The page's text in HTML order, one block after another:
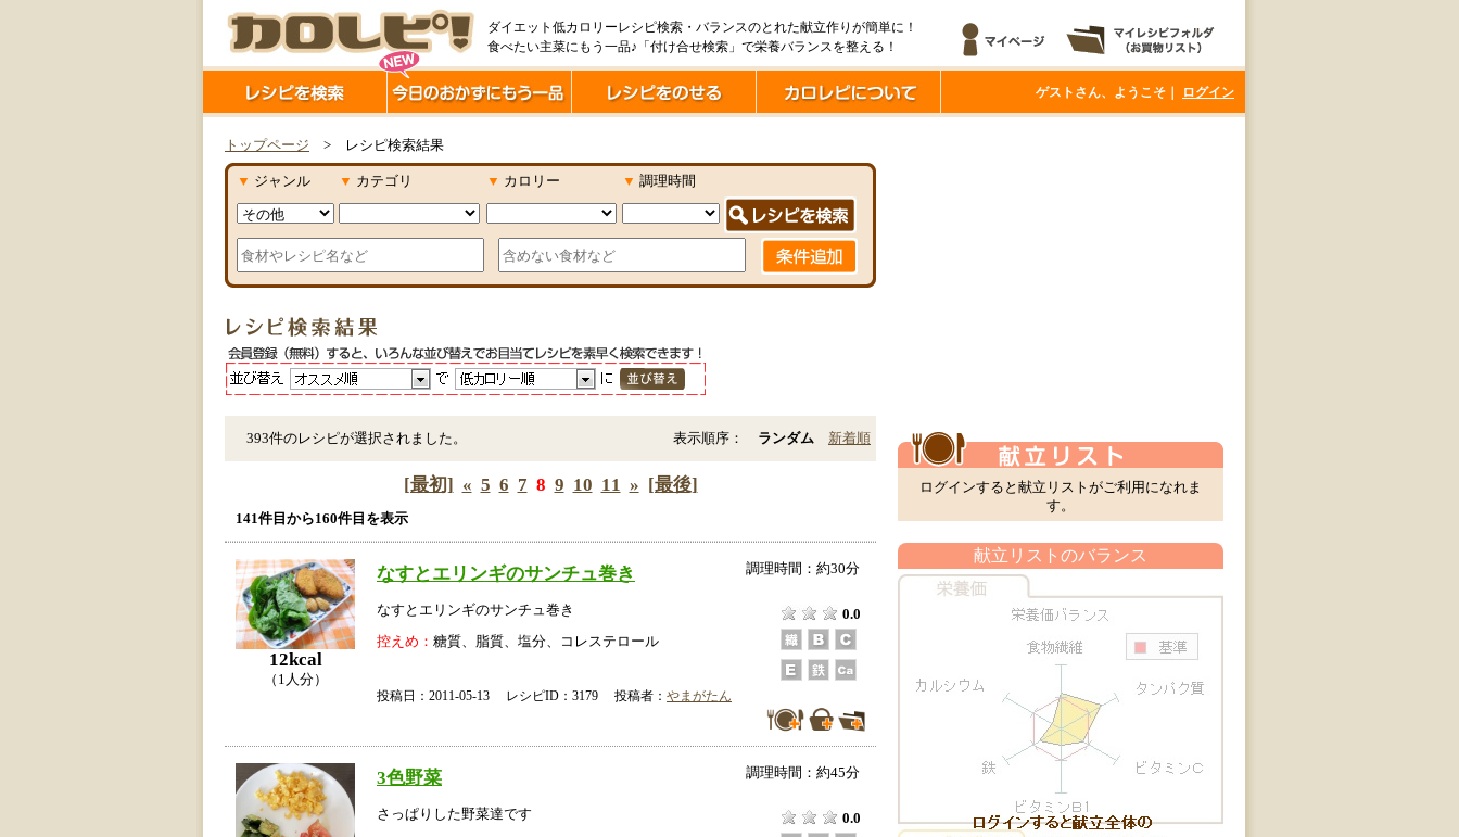
ダイエット低カロリーレシピ検索・バランスのとれた献立作りが簡単に！
食べたい主菜にもう一品♪「付け合せ検索」で栄養バランスを整える！
ゲストさん、ようこそ｜ ログイン
トップページ > レシピ検索結果
▼ ジャンル ▼ カテゴリ ▼ カロリー ▼ 調理時間
393件のレシピが選択されました。 表示順序： ランダム 新着順
[最初] « 5 6 7 8 9 10 11 » [最後]
141件目から160件目を表示
12kcal
（1人分）
なすとエリンギのサンチュ巻き 調理時間：約30分
なすとエリンギのサンチュ巻き
0.0
控えめ： 糖質、脂質、塩分、コレステロール
投稿日：2011-05-13 レシピID：3179 投稿者： やまがたん
3色野菜 調理時間：約45分
さっぱりした野菜達です
0.0
ログインすると献立リストがご利用になれま
す。
献立リストのバランス